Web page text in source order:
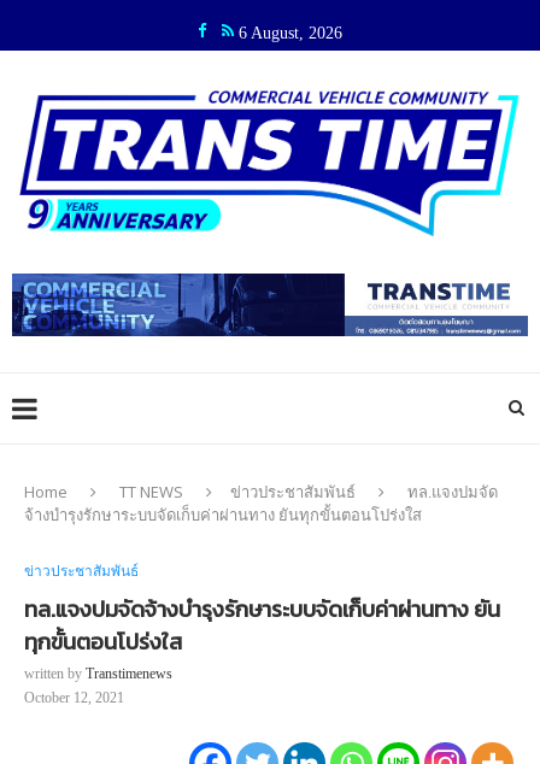
6 August, 2026
Home TT NEWS ข่าวประชาสัมพันธ์
ทล.แจงปมจัด
จ้างบำรุงรักษาระบบจัดเก็บค่าผ่านทาง ยันทุกขั้นตอนโปร่งใส
ข่าวประชาสัมพันธ์
ทล.แจงปมจัดจ้างบำรุงรักษาระบบจัดเก็บค่าผ่านทาง ยัน
ทุกขั้นตอนโปร่งใส
written by Transtimenews
October 12, 2021